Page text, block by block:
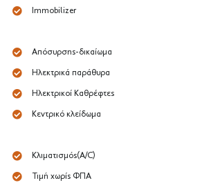
Immobilizer
Απόσυρσης-δικαίωμα
Ηλεκτρικά παράθυρα
Ηλεκτρικοί Καθρέφτες
Κεντρικό κλείδωμα
Κλιματισμός(A/C)
Τιμή χωρίς ΦΠΑ